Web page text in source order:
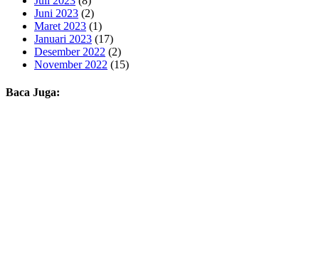
Juni 2023 (2)
Maret 2023 (1)
Januari 2023 (17)
Desember 2022 (2)
November 2022 (15)
Baca Juga: